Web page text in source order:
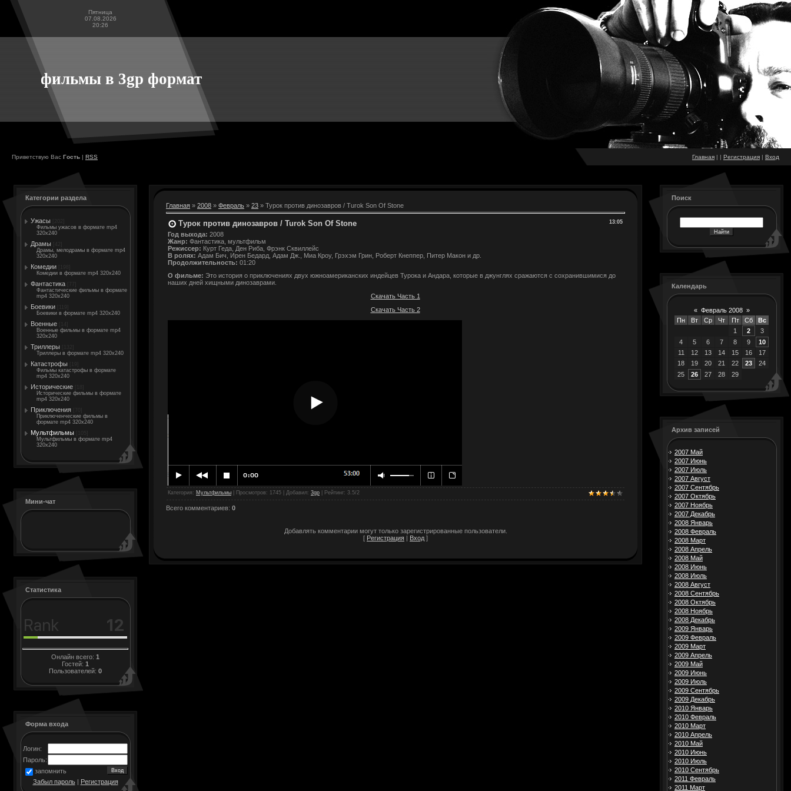
Пятница
07.08.2026
20:26
фильмы в 3gp формат
Приветствую Вас Гость | RSS Главная | | Регистрация | Вход
Категории раздела
Ужасы
Фильмы ужасов в формате mp4
320x240
Драмы
Драмы, мелодрамы в формате mp4
320x240
Комедии
Комедии в формате mp4 320x240
Фантастика
Фантастические фильмы в формате
mp4 320x240
Боевики
Боевики в формате mp4 320x240
Военные
Военные фильмы в формате mp4
320x240
Триллеры
Триллеры в формате mp4 320x240
Катастрофы
Фильмы катастрофы в формате
mp4 320x240
Исторические
Исторические фильмы в формате
mp4 320x240
Приключения
Приключенческие фильмы в
формате mp4 320x240
Мультфильмы
Мультфильмы в формате mp4
320x240
Мини-чат
Статистика
Онлайн всего: 1
Гостей: 1
Пользователей: 0
Форма входа
Логин:
Пароль:
запомнить
Забыл пароль| Регистрация
Главная » 2008 » Февраль » 23 » Турок против динозавров / Turok Son Of Stone
13:05
Турок против динозавров / Turok Son Of Stone
Год выхода: 2008
Жанр: Фантастика, мультфильм
Режиссер: Курт Геда, Ден Риба, Фрэнк Сквиллейс
В ролях: Адам Бич, Ирен Бедард, Адам Дж., Миа Кроу, Грэхэм Грин, Роберт Кнеппер, Питер Макон и др.
Продолжительность: 01:20
О фильме: Это история о приключениях двух южноамериканских индейцев Турока и Андара, которые в джунглях сражаются с сохранившимися до
наших дней хищными динозаврами.
Скачать Часть 1
Скачать Часть 2
Категория : Мультфильмы Просмотров: 1745 | Добавил: 3gp Рейтинг: 3.5/2
Всего комментариев: 0
Добавлять комментарии могут только зарегистрированные пользователи.
[ Регистрация | Вход ]
Поиск
Календарь
« Февраль 2008 »
Пн
Вт Ср Чт Пт Сб
Вс
1
2
3
4
5 6 7 8 9
10
11
12 13 14 15 16
17
18
19 20 21 22 23
24
25
26 27 28 29
Архив записей
2007 Май
2007 Июнь
2007 Июль
2007 Август
2007 Сентябрь
2007 Октябрь
2007 Ноябрь
2007 Декабрь
2008 Январь
2008 Февраль
2008 Март
2008 Апрель
2008 Май
2008 Июнь
2008 Июль
2008 Август
2008 Сентябрь
2008 Октябрь
2008 Ноябрь
2008 Декабрь
2009 Январь
2009 Февраль
2009 Март
2009 Апрель
2009 Май
2009 Июнь
2009 Июль
2009 Сентябрь
2009 Декабрь
2010 Январь
2010 Февраль
2010 Март
2010 Апрель
2010 Май
2010 Июнь
2010 Июль
2010 Сентябрь
2011 Февраль
2011 Март